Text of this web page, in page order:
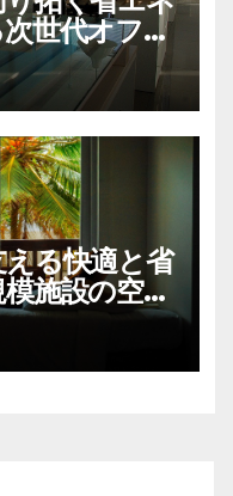
世代オフィ
る快適と省
施設の空調